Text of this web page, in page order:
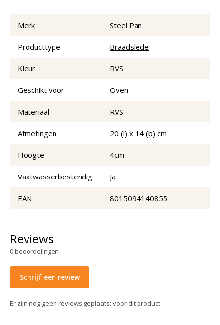
Merk Steel Pan
Producttype Braadslede
Kleur RVS
Geschikt voor Oven
Materiaal RVS
Afmetingen 20 (l) x 14 (b) cm
Hoogte 4cm
Vaatwasserbestendig Ja
EAN 8015094140855
Reviews
0beoordelingen
Schrijf een review
Er zijn nog geen reviews geplaatst voor dit product.